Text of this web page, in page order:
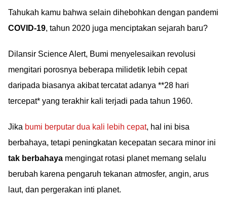
Tahukah kamu bahwa selain dihebohkan dengan pandemi
COVID-19, tahun 2020 juga menciptakan sejarah baru?
Dilansir Science Alert, Bumi menyelesaikan revolusi
mengitari porosnya beberapa milidetik lebih cepat
daripada biasanya akibat tercatat adanya **28 hari
tercepat* yang terakhir kali terjadi pada tahun 1960.
Jika bumi berputar dua kali lebih cepat, hal ini bisa
berbahaya, tetapi peningkatan kecepatan secara minor ini
tak berbahaya mengingat rotasi planet memang selalu
berubah karena pengaruh tekanan atmosfer, angin, arus
laut, dan pergerakan inti planet.